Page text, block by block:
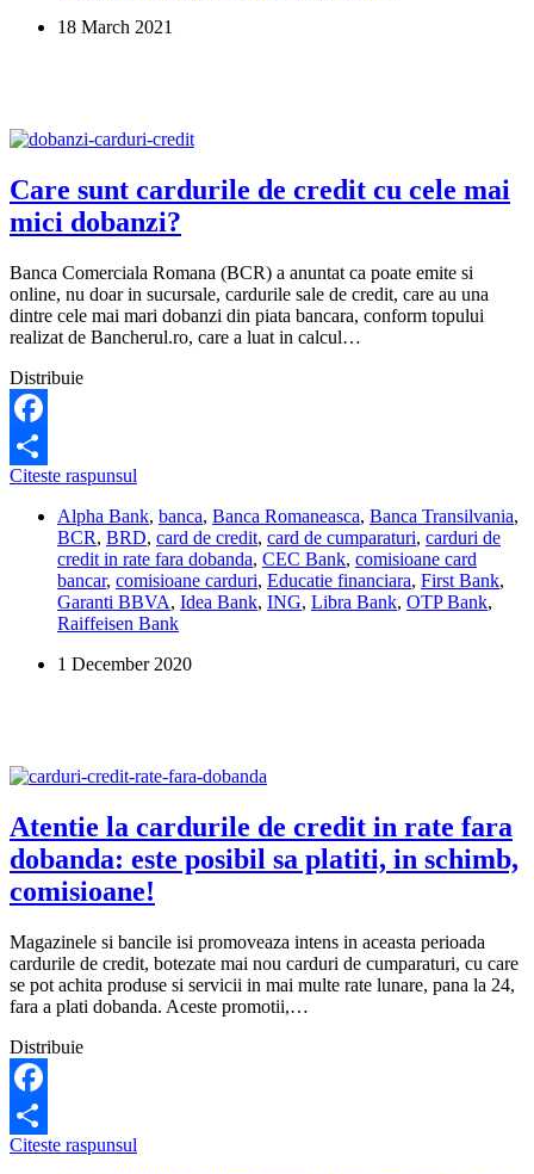
dobanda
18 March 2021
Care sunt cardurile de credit cu cele mai
mici dobanzi?
Banca Comerciala Romana (BCR) a anuntat ca poate emite si
online, nu doar in sucursale, cardurile sale de credit, care au una
dintre cele mai mari dobanzi din piata bancara, conform topului
realizat de Bancherul.ro, care a luat in calcul…
Distribuie
Facebook
Share
Citeste raspunsul
cardurile
de
credit
cu
cele
mai
dobanzi?
Alpha Bank, banca, Banca Romaneasca, Banca Transilvania,
BCR, BRD, card de credit, card de cumparaturi, carduri de
credit in rate fara dobanda, CEC Bank, comisioane card
bancar, comisioane carduri, Educatie financiara, First Bank,
Garanti BBVA, Idea Bank, ING, Libra Bank, OTP Bank,
Raiffeisen Bank
1 December 2020
Atentie la cardurile de credit in rate fara
dobanda: este posibil sa platiti, in schimb,
comisioane!
Magazinele si bancile isi promoveaza intens in aceasta perioada
cardurile de credit, botezate mai nou carduri de cumparaturi, cu care
se pot achita produse si servicii in mai multe rate lunare, pana la 24,
fara a plati dobanda. Aceste promotii,…
Distribuie
Facebook
Share
Citeste raspunsul